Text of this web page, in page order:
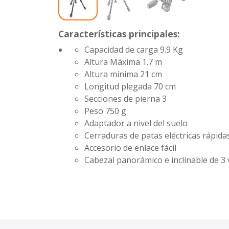
Características principales:
Capacidad de carga 9.9 Kg
Altura Máxima 1.7 m
Altura mínima 21 cm
Longitud plegada 70 cm
Secciones de pierna 3
Peso 750 g
Adaptador a nivel del suelo
Cerraduras de patas eléctricas
Accesorio de enlace fácil
Cabezal panorámico e inclinable de 3